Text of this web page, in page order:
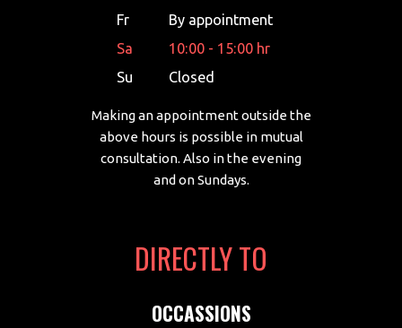
Fr
By appointment
Sa
10:00 - 15:00 hr
Su
Closed
Making an appointment outside the
above hours is possible in mutual
consultation. Also in the evening
and on Sundays.
DIRECTLY TO
OCCASSIONS